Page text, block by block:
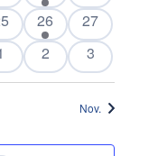
Veranstaltung
1
Veranstaltung
26
0
27
0
Veranstaltungen
2
0
3
Nov.